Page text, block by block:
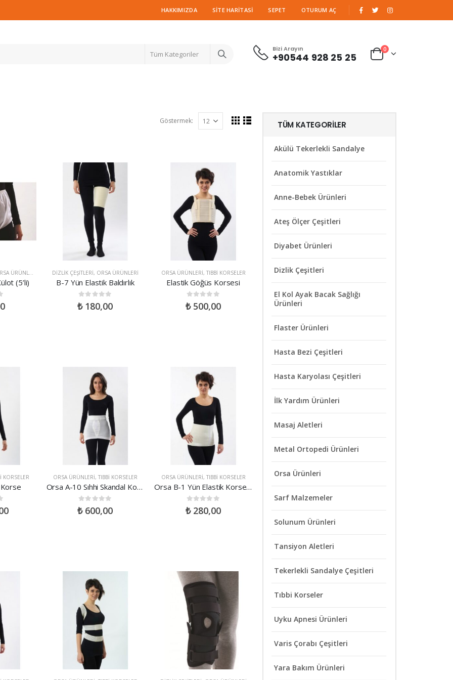
HAKKIMIZDA SITE HARITASI SEPET OTURUM AÇ
Tüm Kategoriler
Bizi Arayın
+90544 928 25 25
0
Göstermek:
ÜRÜNLERI
(5’li)
DIZLIK ÇEŞITLERI, ORSA ÜRÜNLERI
B-7 Yün Elastik Baldırlık
0 out of 5
₺180,00
ORSA ÜRÜNLERI, TIBBI KORSELER
Elastik Göğüs Korsesi
0 out of 5
₺500,00
KORSELER ORSA ÜRÜNLERI, TIBBI KORSELER
Orsa A-10 Sıhhi Skandal Korse
0 out of 5
₺600,00
ORSA ÜRÜNLERI, TIBBI KORSELER
Orsa B-1 Yün Elastik Korse 27 CM
0 out of 5
₺280,00
TÜM KATEGORILER
Akülü Tekerlekli Sandalye
Anatomik Yastıklar
Anne-Bebek Ürünleri
Ateş Ölçer Çeşitleri
Diyabet Ürünleri
Dizlik Çeşitleri
El Kol Ayak Bacak Sağlığı
Ürünleri
Flaster Ürünleri
Hasta Bezi Çeşitleri
Hasta Karyolası Çeşitleri
İlk Yardım Ürünleri
Masaj Aletleri
Metal Ortopedi Ürünleri
Orsa Ürünleri
Sarf Malzemeler
Solunum Ürünleri
Tansiyon Aletleri
Tekerlekli Sandalye Çeşitleri
Tıbbi Korseler
Uyku Apnesi Ürünleri
Varis Çorabı Çeşitleri
Yara Bakım Ürünleri